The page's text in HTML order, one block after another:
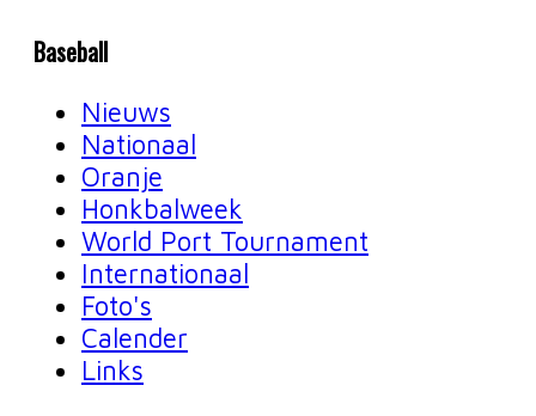
Baseball
Nieuws
Nationaal
Oranje
Honkbalweek
World Port Tournament
Internationaal
Foto's
Calender
Links